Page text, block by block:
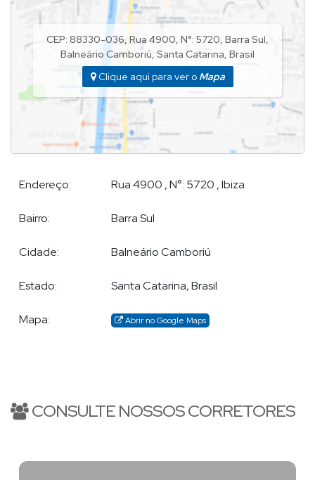
Apartamento Balneário Camboriú
Cobertura em Balneário Camboriú
CEP: 88330-036, Rua 4900, N°: 5720, Barra Sul,
Balneário Camboriú, Santa Catarina, Brasil
Clique aqui para ver o Mapa
Endereço: Rua 4900 ,N°: 5720 ,Ibiza
Bairro: Barra Sul
Cidade: Balneário Camboriú
Estado: Santa Catarina, Brasil
Mapa: Abrir no Google Maps
CONSULTE NOSSOS CORRETORES